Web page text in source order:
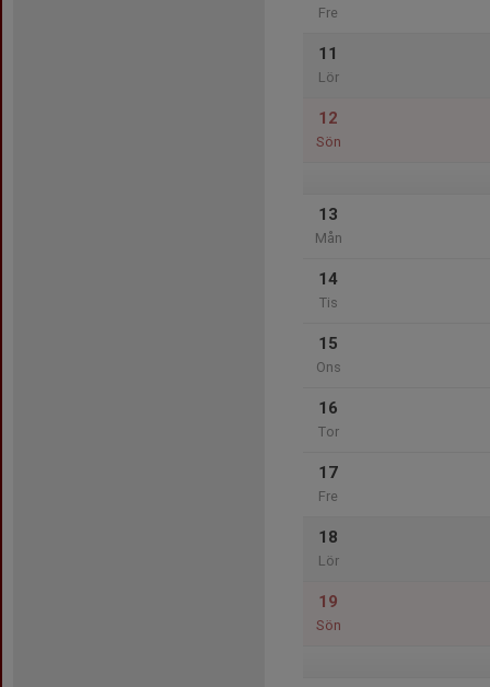
Fre
11
Lör
12
Sön
13
Mån
14
Tis
15
Ons
16
Tor
17
Fre
18
Lör
19
Sön